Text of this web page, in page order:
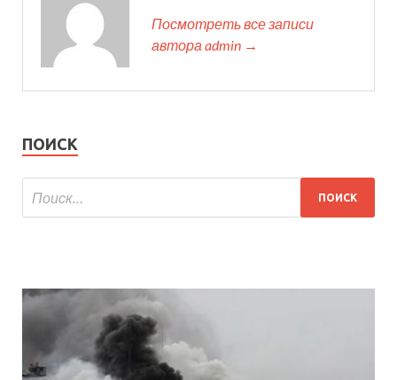
Посмотреть все записи
автора admin →
ПОИСК